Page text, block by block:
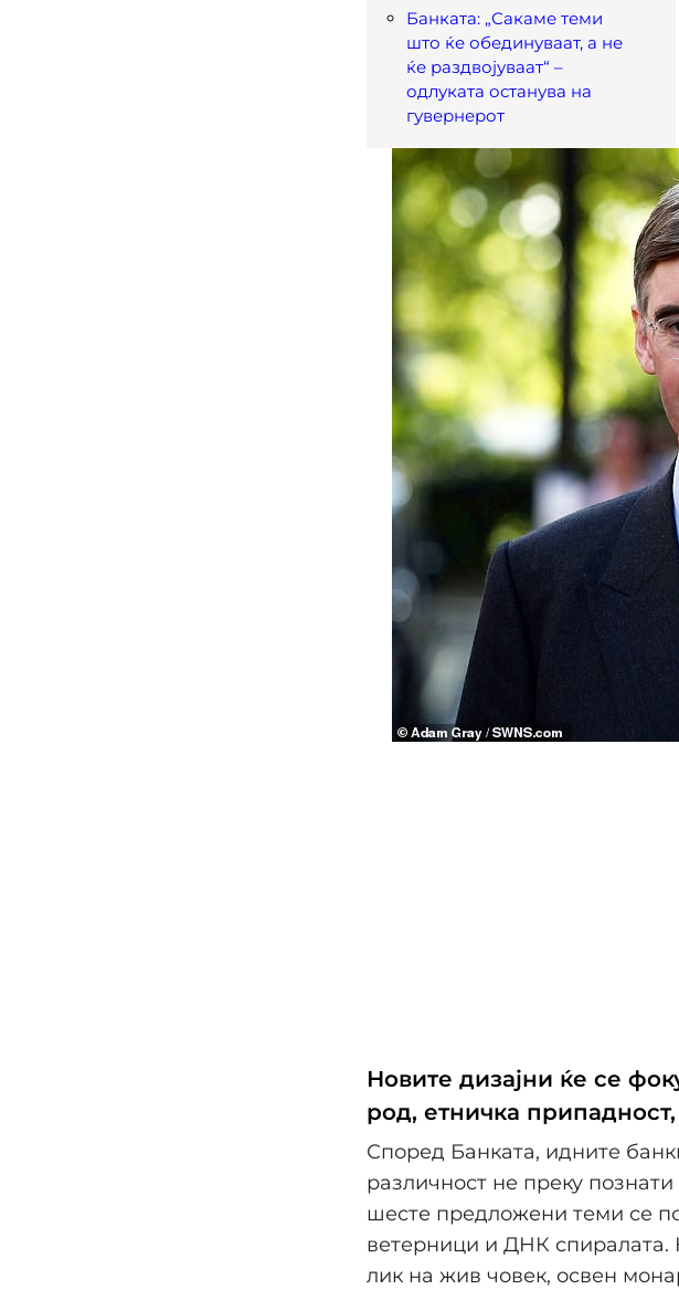
Банката: „Сакаме теми
што ќе обединуваат, а не
ќе раздвојуваат“ –
одлуката останува на
гувернерот
Новите дизајни ќе се
род, етничка
Според Банката, идните
различност не преку
шесте предложени теми се
ветерници и ДНК спиралата.
лик на жив човек, освен